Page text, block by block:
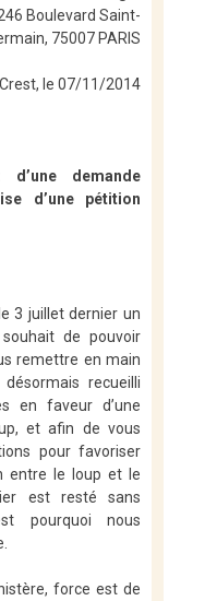
Boulevard Saint-
75007 PARIS
Crest, le 07/11/2014
d’une demande
d’une pétition
3 juillet dernier un
de pouvoir
remettre en main
recueilli
en faveur d’une
et afin de vous
pour favoriser
entre le loup et le
est resté sans
pourquoi nous
force est de